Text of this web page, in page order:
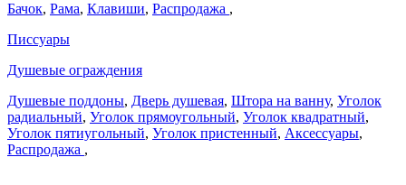
Бачок, Рама, Клавиши, Распродажа ,
Писсуары
Душевые ограждения
Душевые поддоны, Дверь душевая, Штора на ванну, Уголок
радиальный, Уголок прямоугольный, Уголок квадратный,
Уголок пятиугольный, Уголок пристенный, Аксессуары,
Распродажа ,